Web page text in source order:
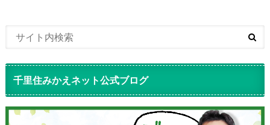
千里住みかえネット公式ブログ